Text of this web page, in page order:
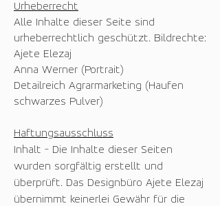
Urheberrecht
Alle Inhalte dieser Seite sind
urheberrechtlich geschützt. Bildrechte:
Ajete Elezaj
Anna Werner (Portrait)
Detailreich Agrarmarketing (Haufen
schwarzes Pulver)
Haftungsausschluss
Inhalt - Die Inhalte dieser Seiten
wurden sorgfältig erstellt und
überprüft. Das Designbüro Ajete Elezaj
übernimmt keinerlei Gewähr für die